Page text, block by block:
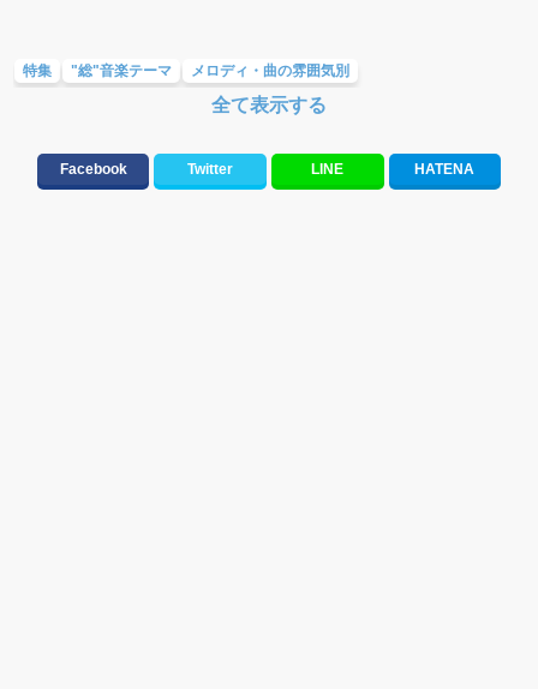
特集 "総"音楽テーマ メロディ・曲の雰囲気別
勉強・試験・受験応援ソング 知識に役立つ歌
全て表示する
Facebook Twitter LINE HATENA